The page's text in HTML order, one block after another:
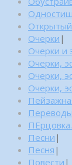
Очерки |
Очерки и
Очерки,
Очерки,
Очерки,
Песни |
Песня |
Повести |